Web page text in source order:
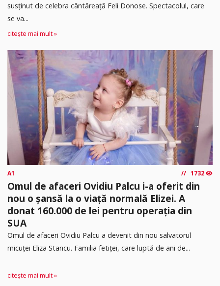
susținut de celebra cântăreață Feli Donose. Spectacolul, care
se va...
citește mai mult »
A1 1732
Omul de afaceri Ovidiu Palcu i-a oferit din
nou o șansă la o viață normală Elizei. A
donat 160.000 de lei pentru operația din
SUA
Omul de afaceri Ovidiu Palcu a devenit din nou salvatorul
micuței Eliza Stancu. Familia fetiței, care luptă de ani de...
citește mai mult »